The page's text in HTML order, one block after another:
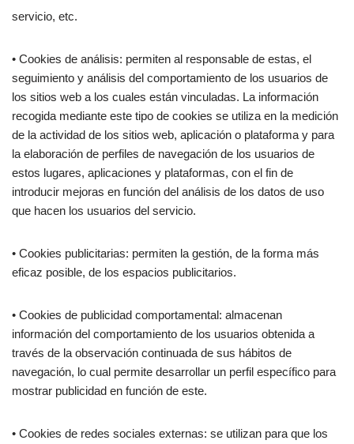
servicio, etc.
• Cookies de análisis: permiten al responsable de estas, el
seguimiento y análisis del comportamiento de los usuarios de
los sitios web a los cuales están vinculadas. La información
recogida mediante este tipo de cookies se utiliza en la medición
de la actividad de los sitios web, aplicación o plataforma y para
la elaboración de perfiles de navegación de los usuarios de
estos lugares, aplicaciones y plataformas, con el fin de
introducir mejoras en función del análisis de los datos de uso
que hacen los usuarios del servicio.
• Cookies publicitarias: permiten la gestión, de la forma más
eficaz posible, de los espacios publicitarios.
• Cookies de publicidad comportamental: almacenan
información del comportamiento de los usuarios obtenida a
través de la observación continuada de sus hábitos de
navegación, lo cual permite desarrollar un perfil específico para
mostrar publicidad en función de este.
• Cookies de redes sociales externas: se utilizan para que los